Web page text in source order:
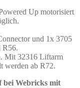
Up motorisiert
und 1x 3705
R56.
Mit 32316 Liftarm
werden ab R72.
bei Webricks mit